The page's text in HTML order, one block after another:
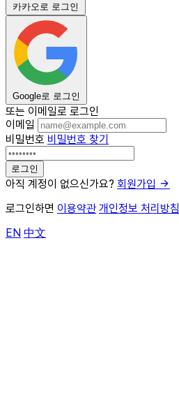
카카오로 로그인
Google로 로그인
또는 이메일로 로그인
이메일
비밀번호 비밀번호 찾기
아직 계정이 없으신가요? 회원가입
로그인하면 이용약관 개인정보 처리방침
EN 中文